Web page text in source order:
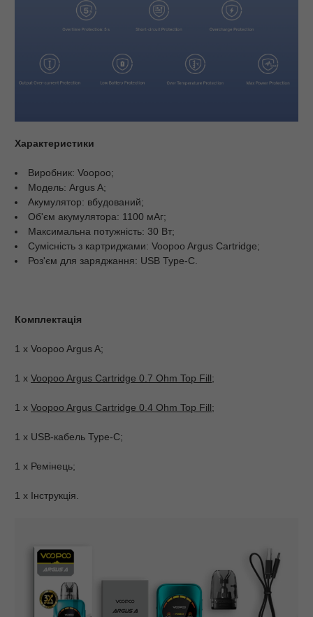
Характеристики
Виробник: Voopoo;
Модель: Argus A;
Акумулятор: вбудований;
Об'єм акумулятора: 1100 мАг;
Максимальна потужність: 30 Вт;
Сумісність з картриджами: Voopoo Argus Cartridge;
Роз'єм для заряджання: USB Type-C.
Комплектація
1 х Voopoo Argus A;
1 х Voopoo Argus Cartridge 0.7 Ohm Top Fill;
1 х Voopoo Argus Cartridge 0.4 Ohm Top Fill;
1 x USB-кабель Type-C;
1 x Ремінець;
1 х Інструкція.